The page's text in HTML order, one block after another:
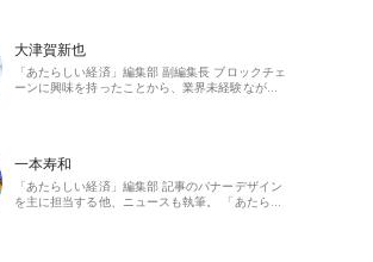
大津賀新也
「あたらしい経済」編集部 副編集長 ブロックチェ
ーンに興味を持ったことから、業界未経験なが…
一本寿和
「あたらしい経済」編集部 記事のバナーデザイン
を主に担当する他、ニュースも執筆。 「あたら…